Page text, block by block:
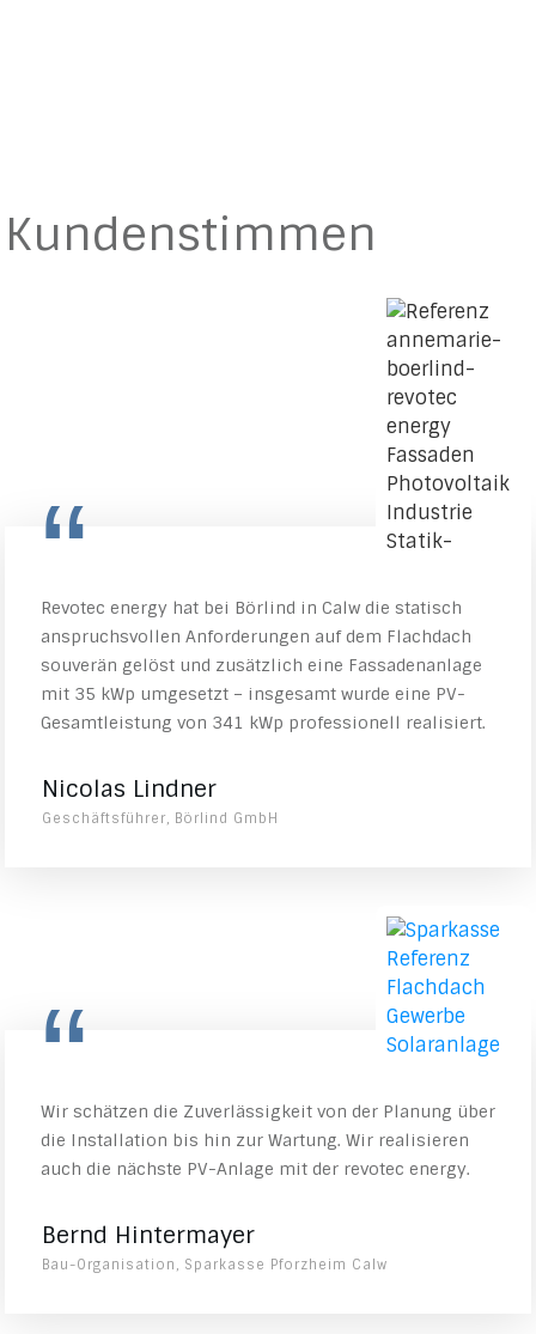
Kundenstimmen
“
Revotec energy hat bei Börlind in Calw die statisch
anspruchsvollen Anforderungen auf dem Flachdach
souverän gelöst und zusätzlich eine Fassadenanlage
mit 35 kWp umgesetzt – insgesamt wurde eine PV-
Gesamtleistung von 341 kWp professionell realisiert.
Nicolas Lindner
Geschäftsführer, Börlind GmbH
“
Wir schätzen die Zuverlässigkeit von der Planung über
die Installation bis hin zur Wartung. Wir realisieren
auch die nächste PV-Anlage mit der revotec energy.
Bernd Hintermayer
Bau-Organisation, Sparkasse Pforzheim Calw